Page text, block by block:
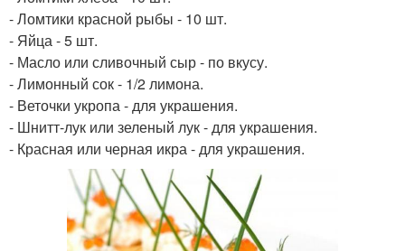
- Ломтики красной рыбы - 10 шт.
- Яйца - 5 шт.
- Масло или сливочный сыр - по вкусу.
- Лимонный сок - 1/2 лимона.
- Веточки укропа - для украшения.
- Шнитт-лук или зеленый лук - для украшения.
- Красная или черная икра - для украшения.